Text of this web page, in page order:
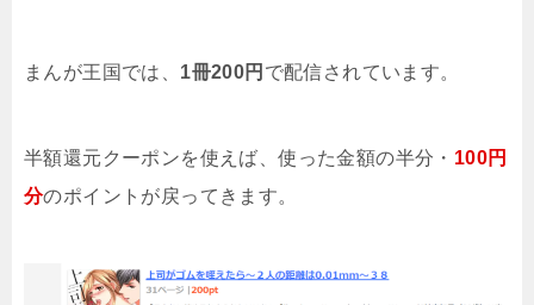
まんが王国では、 1冊200円 で配信されています。
半額還元クーポンを使えば、使った金額の半分・ 100円
分のポイントが戻ってきます。